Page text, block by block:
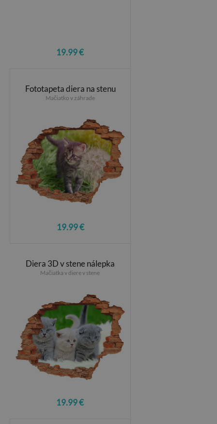
19.99 €
Fototapeta diera na stenu
Mačiatko v záhrade
19.99 €
Diera 3D v stene nálepka
Mačiatka v diere v stene
19.99 €